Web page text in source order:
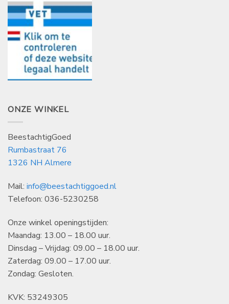
ONZE WINKEL
BeestachtigGoed
Rumbastraat 76
1326 NH Almere
Mail: info@beestachtiggoed.nl
Telefoon: 036-5230258
Onze winkel openingstijden:
Maandag: 13.00 – 18.00 uur.
Dinsdag – Vrijdag: 09.00 – 18.00 uur.
Zaterdag: 09.00 – 17.00 uur.
Zondag: Gesloten.
KVK: 53249305